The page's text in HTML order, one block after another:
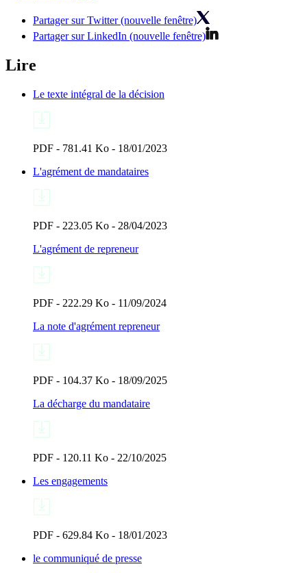
Partager sur Twitter (nouvelle fenêtre)
Partager sur LinkedIn (nouvelle fenêtre)
Lire
Le texte intégral de la décision
PDF - 781.41 Ko - 18/01/2023
L'agrément de mandataires
PDF - 223.05 Ko - 28/04/2023
L'agrément de repreneur
PDF - 222.29 Ko - 11/09/2024
La note d'agrément repreneur
PDF - 104.37 Ko - 18/09/2025
La décharge du mandataire
PDF - 120.11 Ko - 22/10/2025
Les engagements
PDF - 629.84 Ko - 18/01/2023
le communiqué de presse